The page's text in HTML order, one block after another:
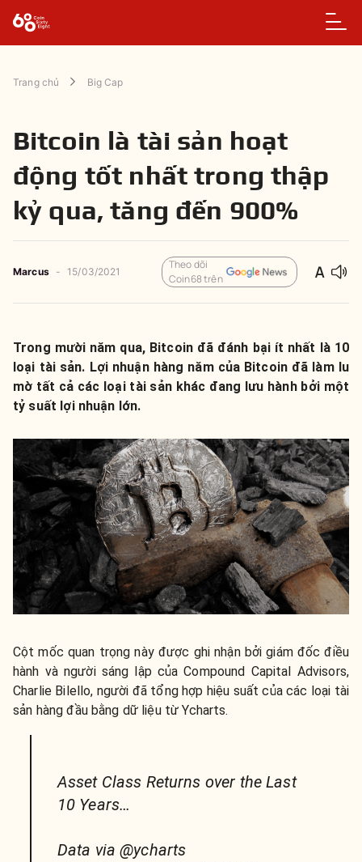
Trang chủ Big Cap
Bitcoin là tài sản hoạt
động tốt nhất trong thập
kỷ qua, tăng đến 900%
Marcus - 15/03/2021
Theo dõi
Coin68 trên
Trong mười năm qua, Bitcoin đã đánh bại ít nhất là 10
loại tài sản. Lợi nhuận hàng năm của Bitcoin đã làm lu
mờ tất cả các loại tài sản khác đang lưu hành bởi một
tỷ suất lợi nhuận lớn.
Cột mốc quan trọng này được ghi nhận bởi giám đốc điều
hành và người sáng lập của Compound Capital Advisors,
Charlie Bilello, người đã tổng hợp hiệu suất của các loại tài
sản hàng đầu bằng dữ liệu từ Ycharts.
Asset Class Returns over the Last
10 Years…
Data via @ycharts